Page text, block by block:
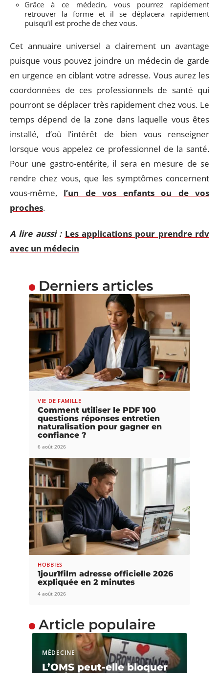
Grâce à ce médecin, vous pourrez rapidement
retrouver la forme et il se déplacera rapidement
puisqu’il est proche de chez vous.
Cet annuaire universel a clairement un avantage
puisque vous pouvez joindre un médecin de garde
en urgence en ciblant votre adresse. Vous aurez les
coordonnées de ces professionnels de santé qui
pourront se déplacer très rapidement chez vous. Le
temps dépend de la zone dans laquelle vous êtes
installé, d’où l’intérêt de bien vous renseigner
lorsque vous appelez ce professionnel de la santé.
Pour une gastro-entérite, il sera en mesure de se
rendre chez vous, que les symptômes concernent
vous-même, l’un de vos enfants ou de vos
proches.
A lire aussi : Les applications pour prendre rdv
avec un médecin
Derniers articles
VIE DE FAMILLE
Comment utiliser le PDF 100
questions réponses entretien
naturalisation pour gagner en
confiance ?
6 août 2026
HOBBIES
1jour1film adresse officielle 2026
expliquée en 2 minutes
4 août 2026
Article populaire
MÉDECINE
L’OMS peut-elle bloquer